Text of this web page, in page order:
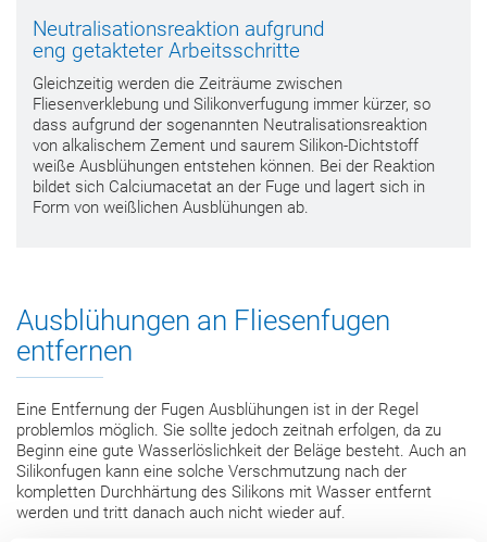
Neutralisationsreaktion aufgrund
eng getakteter Arbeitsschritte
Gleichzeitig werden die Zeiträume zwischen
Fliesenverklebung und Silikonverfugung immer kürzer, so
dass aufgrund der sogenannten Neutralisationsreaktion
von alkalischem Zement und saurem Silikon-Dichtstoff
weiße Ausblühungen entstehen können. Bei der Reaktion
bildet sich Calciumacetat an der Fuge und lagert sich in
Form von weißlichen Ausblühungen ab.
Ausblühungen an Fliesenfugen
entfernen
Eine Entfernung der Fugen Ausblühungen ist in der Regel
problemlos möglich. Sie sollte jedoch zeitnah erfolgen, da zu
Beginn eine gute Wasserlöslichkeit der Beläge besteht. Auch an
Silikonfugen kann eine solche Verschmutzung nach der
kompletten Durchhärtung des Silikons mit Wasser entfernt
werden und tritt danach auch nicht wieder auf.